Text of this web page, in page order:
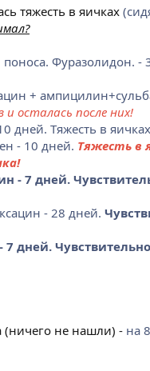
тяжесть в яичках
поноса. Фуразолидон.
+
осталась после них!
дней. Тяжесть в
- 10 дней. Тяжесть в
- 7 дней.
- 28 дней.
дней.
(ничего не нашли) - на